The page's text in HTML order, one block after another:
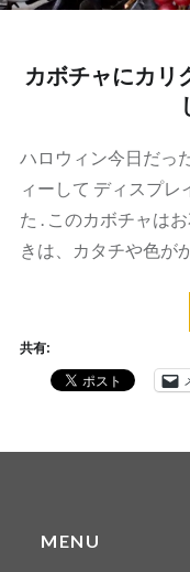
カボチャにカリ
ハロウィン今日だっ
ィーして ディスプ
た . このカボチャは
きは、カタチや色が
共有:
MENU